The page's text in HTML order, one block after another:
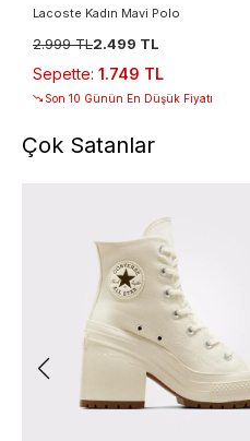
Lacoste Kadın Mavi Polo
2.999 TL2.499 TL
Sepette: 1.749 TL
Son 10 Günün En Düşük Fiyatı
Çok Satanlar